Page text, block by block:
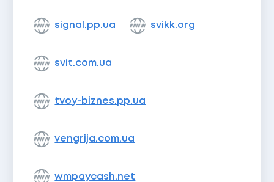
signal.pp.ua svikk.org
svit.com.ua
tvoy-biznes.pp.ua
vengrija.com.ua
wmpaycash.net